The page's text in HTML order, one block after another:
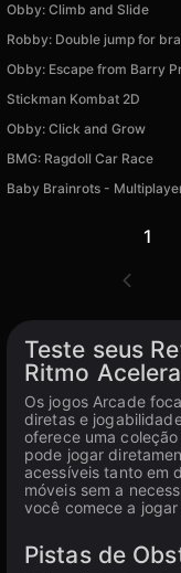
Obby: Climb and Slide
Robby: Double jump for
Obby: Escape from Barry
Stickman Kombat 2D
Obby: Click and Grow
BMG: Ragdoll Car Race
1
Teste seus
Ritmo
Os jogos Arcade
diretas e
oferece uma
pode jogar
acessíveis tanto em
móveis sem a
você comece a
Pistas de